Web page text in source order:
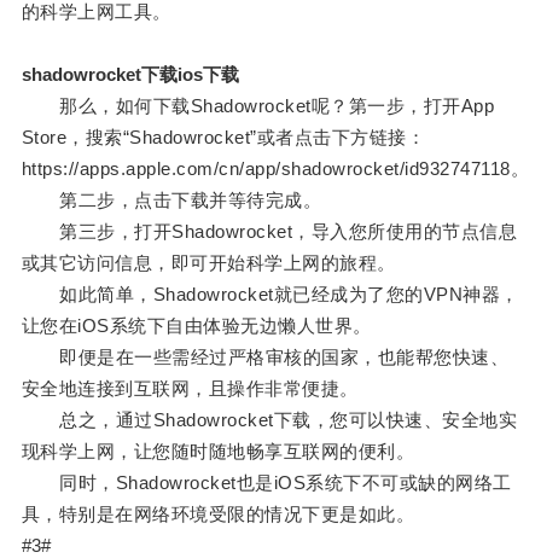
的科学上网工具。
shadowrocket下载ios下载
那么，如何下载Shadowrocket呢？第一步，打开App
Store，搜索“Shadowrocket”或者点击下方链接：
https://apps.apple.com/cn/app/shadowrocket/id932747118。
第二步，点击下载并等待完成。
第三步，打开Shadowrocket，导入您所使用的节点信息
或其它访问信息，即可开始科学上网的旅程。
如此简单，Shadowrocket就已经成为了您的VPN神器，
让您在iOS系统下自由体验无边懒人世界。
即便是在一些需经过严格审核的国家，也能帮您快速、
安全地连接到互联网，且操作非常便捷。
总之，通过Shadowrocket下载，您可以快速、安全地实
现科学上网，让您随时随地畅享互联网的便利。
同时，Shadowrocket也是iOS系统下不可或缺的网络工
具，特别是在网络环境受限的情况下更是如此。
#3#